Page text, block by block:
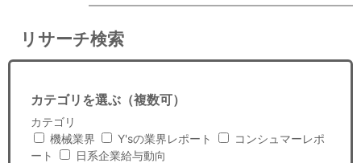
リサーチ検索
カテゴリを選ぶ（複数可）
カテゴリ
機械業界
Y'sの業界レポート
コンシュマーレポ
ート
日系企業給与動向